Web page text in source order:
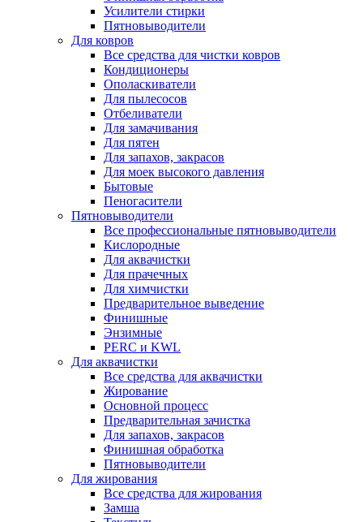
Усилители стирки
Пятновыводители
Для ковров
Все средства для чистки ковров
Кондиционеры
Ополаскиватели
Для пылесосов
Отбеливатели
Для замачивания
Для пятен
Для запахов, закрасов
Для моек высокого давления
Бытовые
Пеногасители
Пятновыводители
Все профессиональные пятновыводители
Кислородные
Для аквачистки
Для прачечных
Для химчистки
Предварительное выведение
Финишные
Энзимные
PERC и KWL
Для аквачистки
Все средства для аквачистки
Жирование
Основной процесс
Предварительная зачистка
Для запахов, закрасов
Финишная обработка
Пятновыводители
Для жирования
Все средства для жирования
Замша